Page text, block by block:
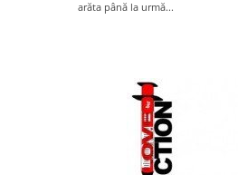
arăta până la urmă...